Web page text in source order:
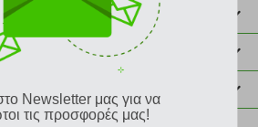
Newsletter μας για να
τις προσφορές μας!